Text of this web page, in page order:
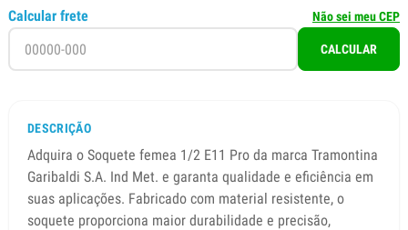
Calcular frete Não sei meu CEP
CALCULAR
DESCRIÇÃO
Adquira o Soquete femea 1/2 E11 Pro da marca Tramontina
Garibaldi S.A. Ind Met. e garanta qualidade e eficiência em
suas aplicações. Fabricado com material resistente, o
soquete proporciona maior durabilidade e precisão,